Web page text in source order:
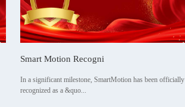
Smart Motion Recogni
In a significant milestone, SmartMotion has been officially
recognized as a &quo...